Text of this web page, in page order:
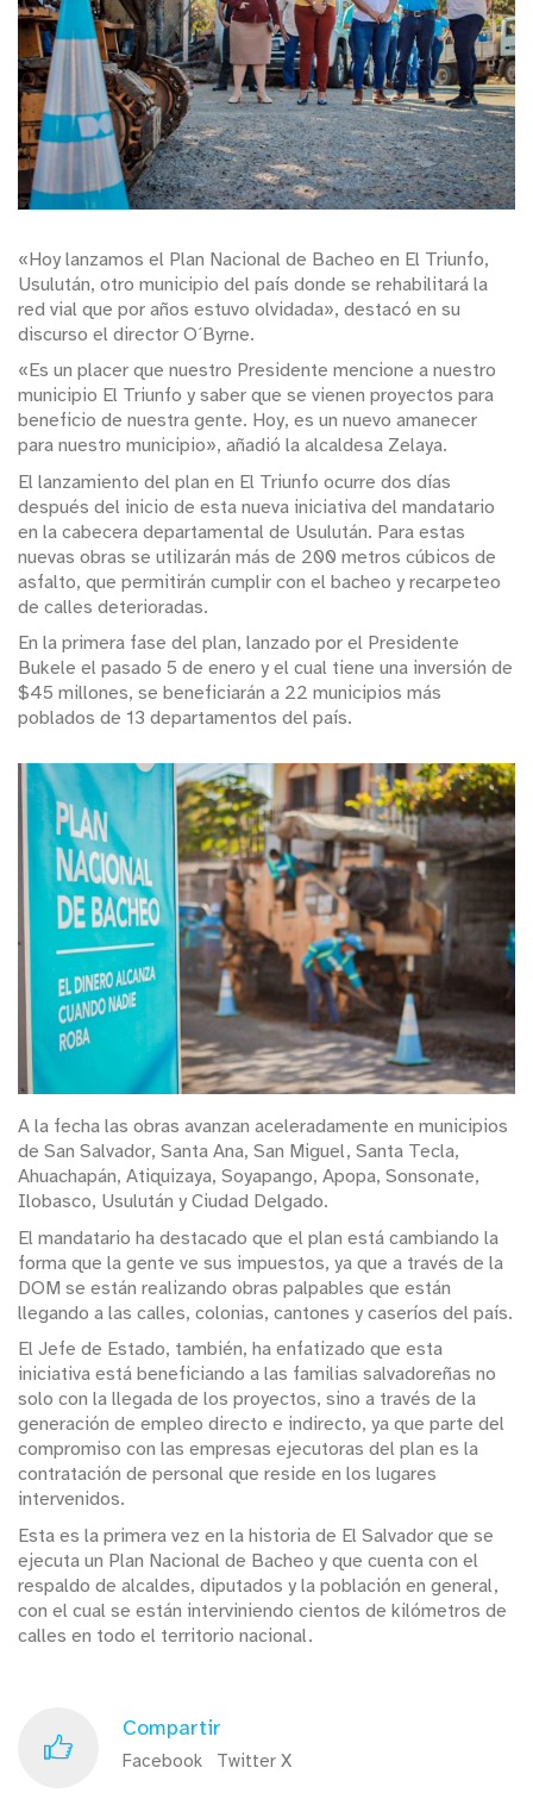
«Hoy lanzamos el Plan Nacional de Bacheo en El Triunfo,
Usulután, otro municipio del país donde se rehabilitará la
red vial que por años estuvo olvidada», destacó en su
discurso el director O´Byrne.
«Es un placer que nuestro Presidente mencione a nuestro
municipio El Triunfo y saber que se vienen proyectos para
beneficio de nuestra gente. Hoy, es un nuevo amanecer
para nuestro municipio», añadió la alcaldesa Zelaya.
El lanzamiento del plan en El Triunfo ocurre dos días
después del inicio de esta nueva iniciativa del mandatario
en la cabecera departamental de Usulután. Para estas
nuevas obras se utilizarán más de 200 metros cúbicos de
asfalto, que permitirán cumplir con el bacheo y recarpeteo
de calles deterioradas.
En la primera fase del plan, lanzado por el Presidente
Bukele el pasado 5 de enero y el cual tiene una inversión de
$45 millones, se beneficiarán a 22 municipios más
poblados de 13 departamentos del país.
A la fecha las obras avanzan aceleradamente en municipios
de San Salvador, Santa Ana, San Miguel, Santa Tecla,
Ahuachapán, Atiquizaya, Soyapango, Apopa, Sonsonate,
Ilobasco, Usulután y Ciudad Delgado.
El mandatario ha destacado que el plan está cambiando la
forma que la gente ve sus impuestos, ya que a través de la
DOM se están realizando obras palpables que están
llegando a las calles, colonias, cantones y caseríos del país.
El Jefe de Estado, también, ha enfatizado que esta
iniciativa está beneficiando a las familias salvadoreñas no
solo con la llegada de los proyectos, sino a través de la
generación de empleo directo e indirecto, ya que parte del
compromiso con las empresas ejecutoras del plan es la
contratación de personal que reside en los lugares
intervenidos.
Esta es la primera vez en la historia de El Salvador que se
ejecuta un Plan Nacional de Bacheo y que cuenta con el
respaldo de alcaldes, diputados y la población en general,
con el cual se están interviniendo cientos de kilómetros de
calles en todo el territorio nacional.
Compartir
Facebook Twitter X